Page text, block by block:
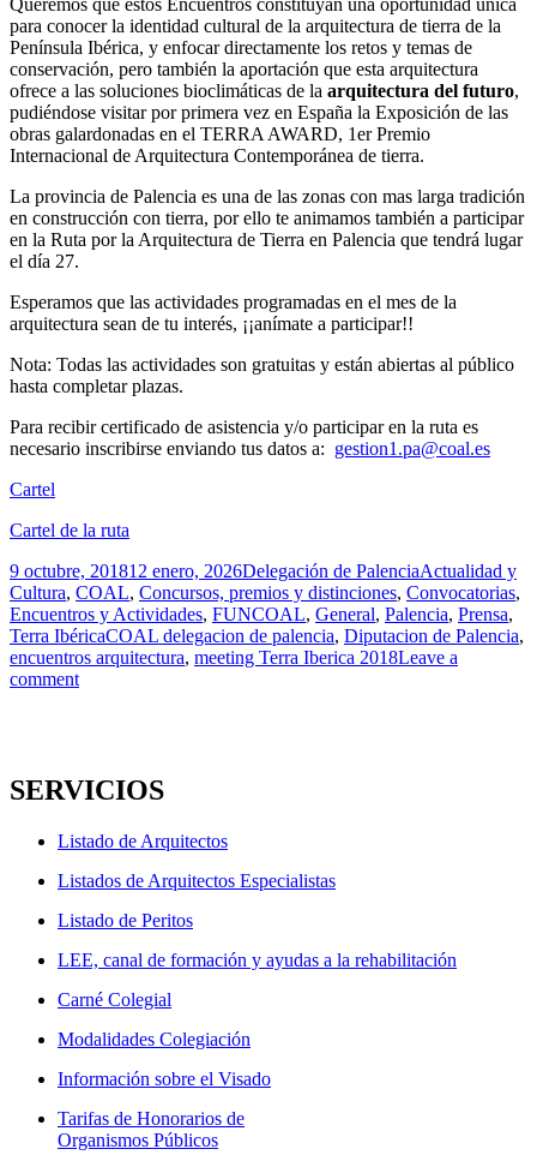
Queremos que estos Encuentros constituyan una oportunidad única
para conocer la identidad cultural de la arquitectura de tierra de la
Península Ibérica, y enfocar directamente los retos y temas de
conservación, pero también la aportación que esta arquitectura
ofrece a las soluciones bioclimáticas de la arquitectura del futuro,
pudiéndose visitar por primera vez en España la Exposición de las
obras galardonadas en el TERRA AWARD, 1er Premio
Internacional de Arquitectura Contemporánea de tierra.
La provincia de Palencia es una de las zonas con mas larga tradición
en construcción con tierra, por ello te animamos también a participar
en la Ruta por la Arquitectura de Tierra en Palencia que tendrá lugar
el día 27.
Esperamos que las actividades programadas en el mes de la
arquitectura sean de tu interés, ¡¡anímate a participar!!
Nota: Todas las actividades son gratuitas y están abiertas al público
hasta completar plazas.
Para recibir certificado de asistencia y/o participar en la ruta es
necesario inscribirse enviando tus datos a: gestion1.pa@coal.es
Cartel
Cartel de la ruta
Publicado
el
9 octubre, 201812 enero, 2026Autor
Delegación de PalenciaCategorías
Actualidad y
Cultura, COAL, Concursos, premios y distinciones, Convocatorias,
Encuentros y Actividades, FUNCOAL, General, Palencia, Prensa,
Terra IbéricaEtiquetas
COAL delegacion de palencia, Diputacion de Palencia,
encuentros arquitectura, meeting Terra Iberica 2018Leave a
comment
SERVICIOS
Listado de Arquitectos
Listados de Arquitectos Especialistas
Listado de Peritos
LEE, canal de formación y ayudas a la rehabilitación
Carné Colegial
Modalidades Colegiación
Información sobre el Visado
Tarifas de Honorarios de
Organismos Públicos